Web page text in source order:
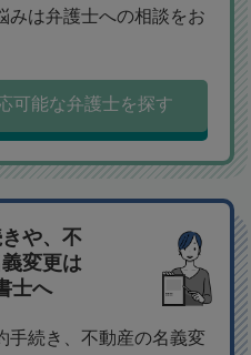
みは弁護士への相談をお
可能な弁護士を探す
や、不
変更は
士へ
手続き、不動産の名義変